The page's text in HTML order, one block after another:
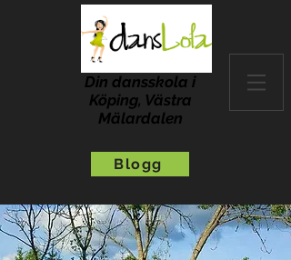
Din dansskola i
Köping, Västra
Mälardalen
Blogg